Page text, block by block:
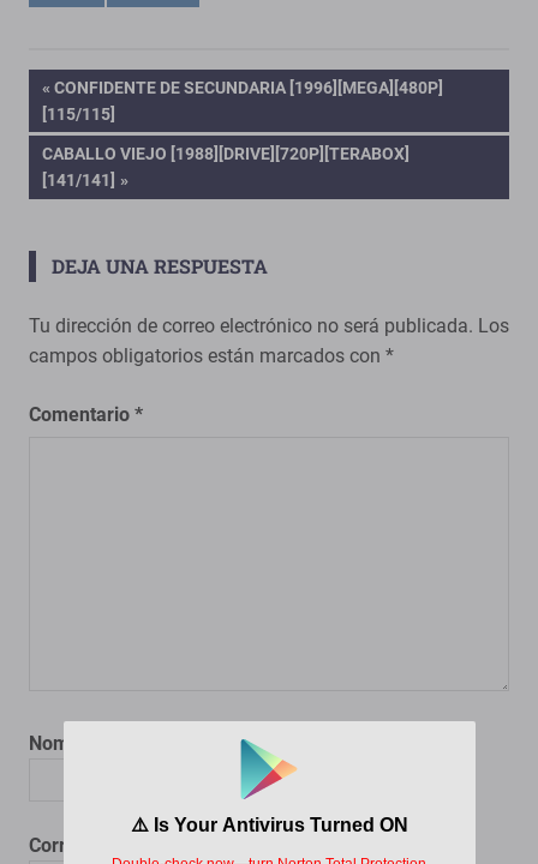
Navegación
de
entradas
ENTRADA
ANTERIOR:
CONFIDENTE DE SECUNDARIA [1996][MEGA][480P]
[115/115]
ENTRADA
SIGUIENTE:
CABALLO VIEJO [1988][DRIVE][720P][TERABOX]
[141/141]
DEJA UNA RESPUESTA
Tu dirección de correo electrónico no será publicada. Los
campos obligatorios están marcados con *
Comentario *
Nombre
Correo electrónico